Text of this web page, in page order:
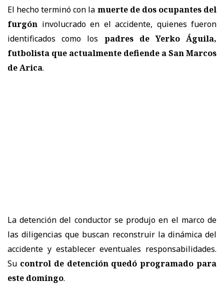
El hecho terminó con la muerte de dos ocupantes del
furgón involucrado en el accidente, quienes fueron
identificados como los padres de Yerko Águila,
futbolista que actualmente defiende a San Marcos
de Arica.
La detención del conductor se produjo en el marco de
las diligencias que buscan reconstruir la dinámica del
accidente y establecer eventuales responsabilidades.
Su control de detención quedó programado para
este domingo.